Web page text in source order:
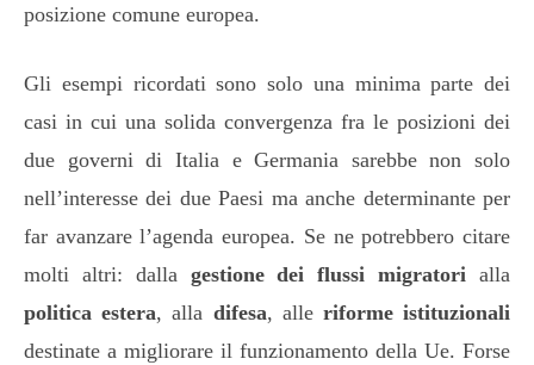
posizione comune europea.
Gli esempi ricordati sono solo una minima parte dei
casi in cui una solida convergenza fra le posizioni dei
due governi di Italia e Germania sarebbe non solo
nell’interesse dei due Paesi ma anche determinante per
far avanzare l’agenda europea. Se ne potrebbero citare
molti altri: dalla gestione dei flussi migratori alla
politica estera, alla difesa, alle riforme istituzionali
destinate a migliorare il funzionamento della Ue. Forse